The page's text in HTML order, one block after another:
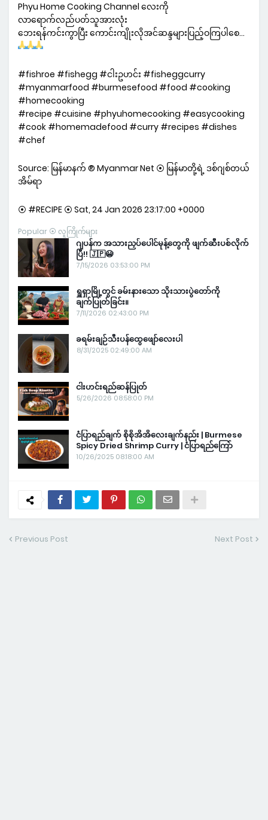
Phyu Home Cooking Channel လေးကို
လာရောက်လည်ပတ်သူအားလုံး
ဘေးရန်ကင်းကွာပြီး ကောင်းကျိုးလိုအင်ဆန္ဒများပြည့်ဝကြပါစေ…
#fishroe #fishegg #ငါးဥဟင်း #fisheggcurry
#myanmarfood #burmesefood #food #cooking
#homecooking
#recipe #cuisine #phyuhomecooking #easycooking
#cook #homemadefood #curry #recipes #dishes
#chef
Source: မြန်မာနက် ® Myanmar Net ⦿ မြန်မာတို့ရဲ့ ဒစ်ဂျစ်တယ်
အိမ်ရာ
⦿ #RECIPE ⦿ Sat, 24 Jan 2026 23:17:00 +0000
Popular ⦿ လူကြိုက်များ
ဂျပန်က အသားညှပ်ပေါင်မုန့်တွေကို ဖျက်ဆီးပစ်လိုက်
ပြီ!! 🇯🇵😭
7/15/2026 03:53:00 PM
ရှူရှာမြို့တွင် ခမ်းနားသော သိုးသားပွဲတော်ကို
ချက်ပြုတ်ခြင်း။
7/11/2026 02:43:00 PM
ခရမ်းချဉ်သီးပန်ထွေဖျော်လေးပါ
8/31/2025 02:49:00 AM
ငါးဟင်းရည်ဆန်ပြုတ်
5/26/2026 08:58:00 PM
ငံပြာရည်ချက် စိုစိုအိအိလေးချက်နည်း | Burmese
Spicy Dried Shrimp Curry | ငံပြာရည်ကြော်
10/26/2025 08:18:00 AM
Previous Post Next Post